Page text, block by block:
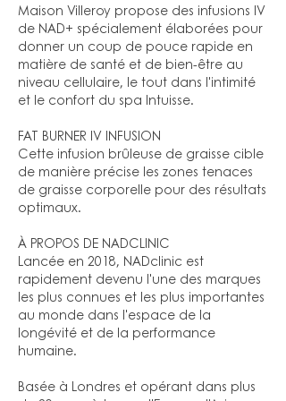
Maison Villeroy propose des infusions IV
de NAD+ spécialement élaborées pour
donner un coup de pouce rapide en
matière de santé et de bien-être au
niveau cellulaire, le tout dans l'intimité
et le confort du spa Intuisse.
FAT BURNER IV INFUSION
Cette infusion brûleuse de graisse cible
de manière précise les zones tenaces
de graisse corporelle pour des résultats
optimaux.
À PROPOS DE NADCLINIC
Lancée en 2018, NADclinic est
rapidement devenu l'une des marques
les plus connues et les plus importantes
au monde dans l'espace de la
longévité et de la performance
humaine.
Basée à Londres et opérant dans plus